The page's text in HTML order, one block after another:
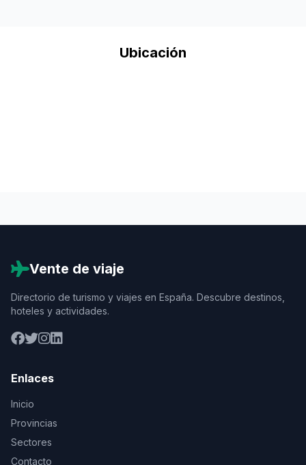
Ubicación
Vente de viaje
Directorio de turismo y viajes en España. Descubre destinos,
hoteles y actividades.
Enlaces
Inicio
Provincias
Sectores
Contacto